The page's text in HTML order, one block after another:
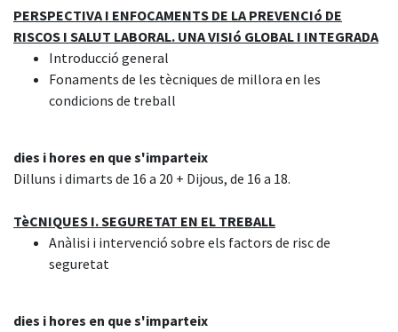
PERSPECTIVA I ENFOCAMENTS DE LA PREVENCIó DE
RISCOS I SALUT LABORAL. UNA VISIó GLOBAL I INTEGRADA
Introducció general
Fonaments de les tècniques de millora en les
condicions de treball
dies i hores en que s'imparteix
Dilluns i dimarts de 16 a 20 + Dijous, de 16 a 18.
TèCNIQUES I. SEGURETAT EN EL TREBALL
Anàlisi i intervenció sobre els factors de risc de
seguretat
dies i hores en que s'imparteix